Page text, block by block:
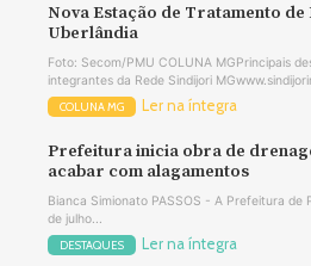
Nova Estação de Tratamento de
Uberlândia
Foto: Secom/PMU COLUNA MGPrincipais
integrantes da Rede Sindijori
COLUNA MG Ler na íntegra
Prefeitura inicia obra de
acabar com alagamentos
Bianca Simionato PASSOS - A Prefeitura de
de julho...
DESTAQUES Ler na íntegra